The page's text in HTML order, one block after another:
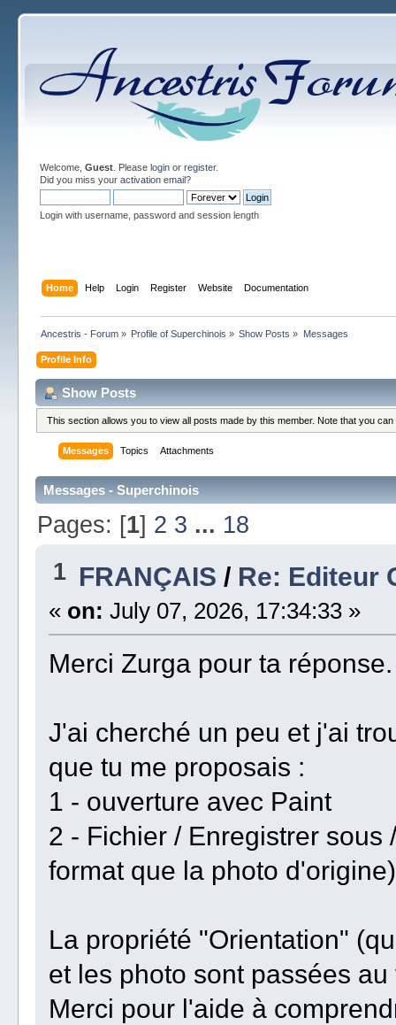
Welcome, Guest. Please loginor register.
Did you miss your activation email?
Login with username, password and session length
Home Help Login Register Website Documentation
Ancestris - Forum» Profile of Superchinois » Show Posts » Messages
Profile Info
Show Posts
This section allows you to view all posts made by this member. Note that you
Messages Topics Attachments
Messages - Superchinois
Pages: [1] 2 3 ... 18
1 FRANÇAIS / Re: Editeur
« on: July 07, 2026, 17:34:33 »
Merci Zurga pour ta réponse.
J'ai cherché un peu et j'ai
que tu me proposais :
1 - ouverture avec Paint
2 - Fichier / Enregistrer sous
format que la photo d'origine)
La propriété "Orientation"
et les photo sont passées
Merci pour l'aide à